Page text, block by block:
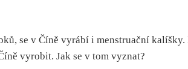
se v Číně vyrábí i menstruační
vyrobit. Jak se v tom vyznat?